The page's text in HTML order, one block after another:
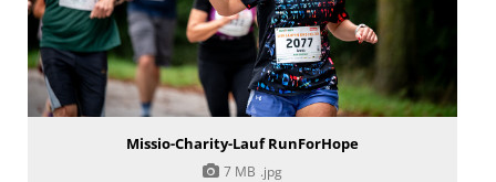
Missio-Charity-Lauf RunForHope
7 MB .jpg